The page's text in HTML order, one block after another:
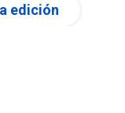
edición